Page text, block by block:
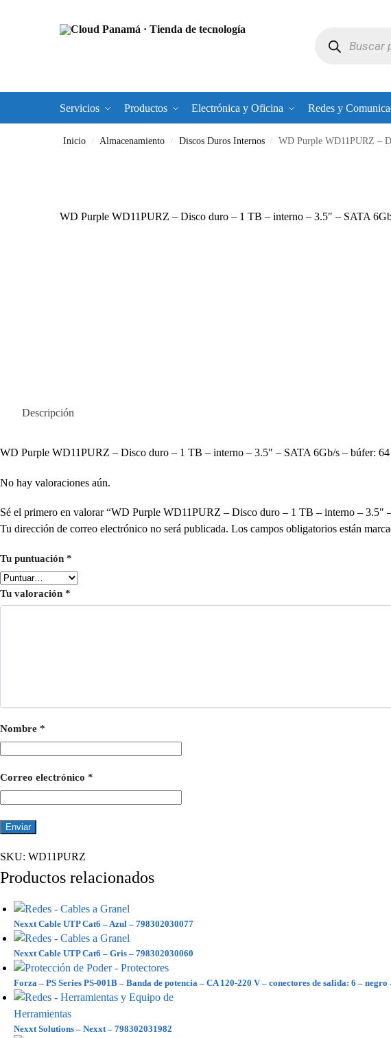
Servicios Productos Electrónica y Oficina Redes y
Inicio / Almacenamiento / Discos Duros Internos / WD Purple WD11PURZ –
WD Purple WD11PURZ – Disco duro – 1 TB – interno – 3.5″ – SATA
Descripción
WD Purple WD11PURZ – Disco duro – 1 TB – interno – 3.5″ – SATA 6Gb/s – búfer:
No hay valoraciones aún.
Sé el primero en valorar “WD Purple WD11PURZ – Disco duro – 1 TB – interno –
Tu dirección de correo electrónico no será publicada. Los campos obligatorios están
Tu puntuación *
Tu valoración *
Nombre *
Correo electrónico *
SKU: WD11PURZ
Productos relacionados
Nexxt Cable UTP Cat6 – Azul – 798302030077
Nexxt Cable UTP Cat6 – Gris – 798302030060
Forza – PS Series PS-001B – Banda de potencia – CA 120-220 V – conectores de salida: 6 – negro
Nexxt Solutions – Nexxt – 798302031982